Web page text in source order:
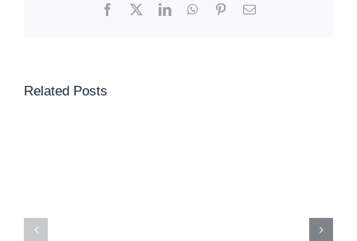
Facebook LinkedInWhatsApp
PinterestEmail
Related Posts